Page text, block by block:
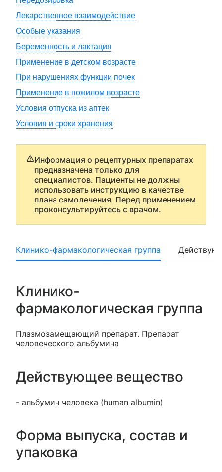
Лекарственное взаимодействие
Особые указания
Беременность и лактация
Применение в детском возрасте
При нарушениях функции почек
Применение в пожилом возрасте
Условия отпуска из аптек
Условия и сроки хранения
Информация о рецептурных препаратах
предназначена только для
специалистов. Пациенты не должны
использовать инструкцию в качестве
плана самолечения. Перед применением
проконсультируйтесь с врачом.
Клинико-фармакологическая группа
Клинико-
фармакологическая группа
Плазмозамещающий препарат. Препарат
человеческого альбумина
Действующее вещество
- альбумин человека (human albumin)
Форма выпуска, состав и
упаковка